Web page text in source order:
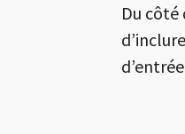
Du côté